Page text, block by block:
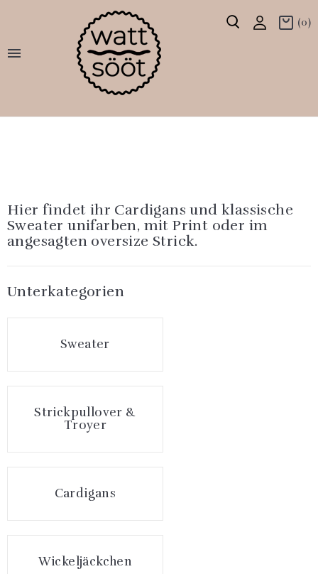

(0)
Hier findet ihr Cardigans und klassische
Sweater unifarben, mit Print oder im
angesagten oversize Strick.
Unterkategorien
Sweater
Strickpullover &
Troyer
Cardigans
Wickeljäckchen